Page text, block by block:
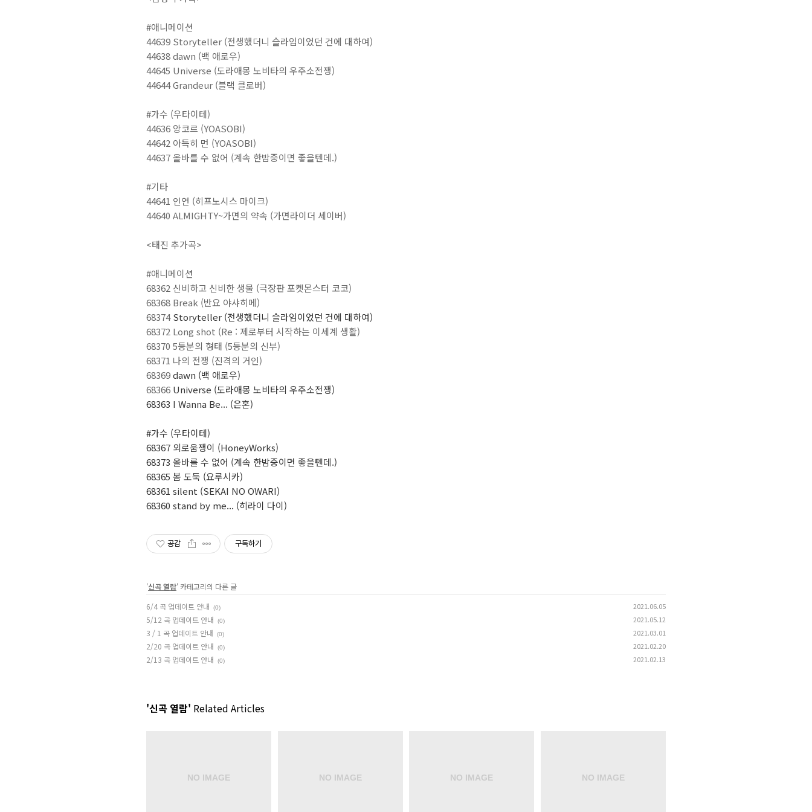
#애니메이션
44639 Storyteller (전생했더니 슬라임이었던 건에 대하여)
44638 dawn (백 애로우)
44645 Universe (도라애몽 노비타의 우주소전쟁)
44644 Grandeur (블랙 클로버)
#가수 (우타이테)
44636 앙코르 (YOASOBI)
44642 아득히 먼 (YOASOBI)
44637 올바를 수 없어 (계속 한밤중이면 좋을텐데.)
#기타
44641 인연 (히프노시스 마이크)
44640 ALMIGHTY~가면의 약속 (가면라이더 세이버)
<태진 추가곡>
#애니메이션
68362 신비하고 신비한 생물 (극장판 포켓몬스터 코코)
68368 Break (반요 야샤히메)
68374Storyteller (전생했더니 슬라임이었던 건에 대하여)
68372 Long shot (Re : 제로부터 시작하는 이세계 생활)
68370 5등분의 형태 (5등분의 신부)
68371 나의 전쟁 (진격의 거인)
68369dawn (백 애로우)
68366 Universe (도라애몽 노비타의 우주소전쟁)
68363 I Wanna Be... (은혼)
#가수 (우타이테)
68367 외로움쟁이 (HoneyWorks)
68373 올바를 수 없어 (계속 한밤중이면 좋을텐데.)
68365 봄 도둑 (요루시카)
68361 silent (SEKAI NO OWARI)
68360 stand by me... (히라이 다이)
공감 구독하기
'신곡 열람' 카테고리의 다른 글
6/4 곡 업데이트 안내
(0) 2021.06.05
5/12 곡 업데이트 안내 (0) 2021.05.12
3 / 1 곡 업데이트 안내 (0) 2021.03.01
2/20 곡 업데이트 안내 (0) 2021.02.20
2/13 곡 업데이트 안내 (0) 2021.02.13
'신곡 열람' Related Articles